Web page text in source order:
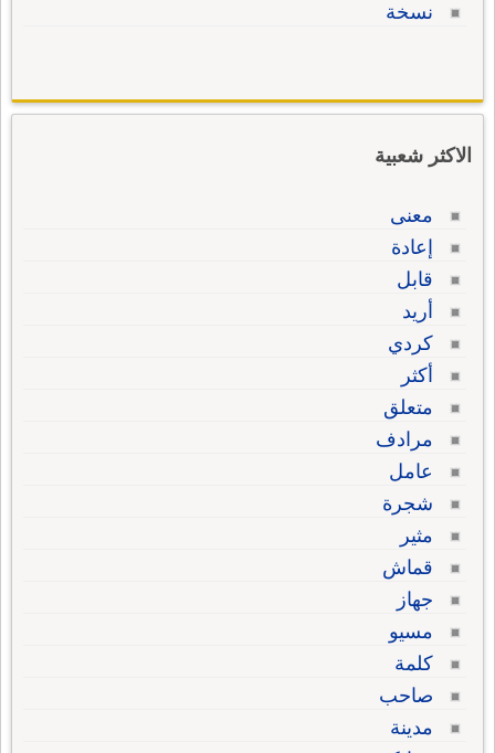
نسخة
الاكثر شعبية
معنى
إعادة
قابل
أريد
كردي
أكثر
متعلق
مرادف
عامل
شجرة
مثير
قماش
جهاز
مسيو
كلمة
صاحب
مدينة